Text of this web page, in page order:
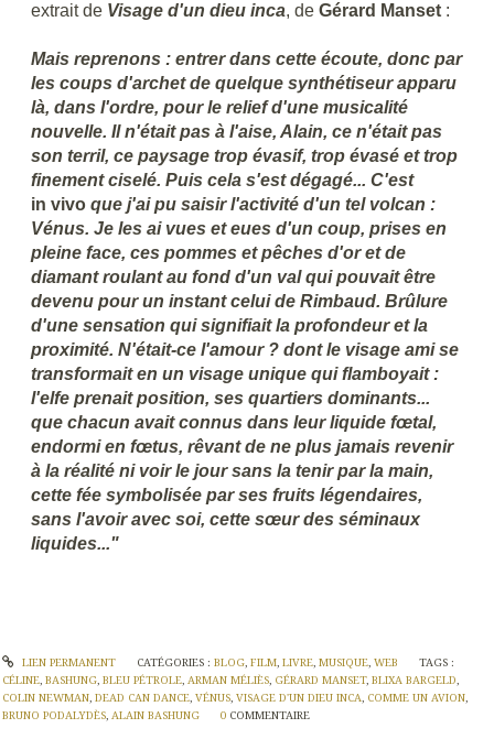
extrait de Visage d'un dieu inca, deGérard Manset :
Mais reprenons : entrer dans cette écoute, donc par
les coups d'archet de quelque synthétiseur apparu
là, dans l'ordre, pour le relief d'une musicalité
nouvelle. Il n'était pas à l'aise, Alain, ce n'était pas
son terril, ce paysage trop évasif, trop évasé et trop
finement ciselé. Puis cela s'est dégagé... C'est
in vivo que j'ai pu saisir l'activité d'un tel volcan :
Vénus. Je les ai vues et eues d'un coup, prises en
pleine face, ces pommes et pêches d'or et de
diamant roulant au fond d'un val qui pouvait être
devenu pour un instant celui de Rimbaud. Brûlure
d'une sensation qui signifiait la profondeur et la
proximité. N'était-ce l'amour ? dont le visage ami se
transformait en un visage unique qui flamboyait :
l'elfe prenait position, ses quartiers dominants...
que chacun avait connus dans leur liquide fœtal,
endormi en fœtus, rêvant de ne plus jamais revenir
à la réalité ni voir le jour sans la tenir par la main,
cette fée symbolisée par ses fruits légendaires,
sans l'avoir avec soi, cette sœur des séminaux
liquides..."
LIEN PERMANENT CATÉGORIES : BLOG, FILM, LIVRE, MUSIQUE, WEB
TAGS :
CÉLINE, BASHUNG, BLEU PÉTROLE, ARMAN MÉLIÈS, GÉRARD MANSET, BLIXA BARGELD,
COLIN NEWMAN, DEAD CAN DANCE, VÉNUS, VISAGE D'UN DIEU INCA, COMME UN AVION,
BRUNO PODALYDÈS, ALAIN BASHUNG 0 COMMENTAIRE